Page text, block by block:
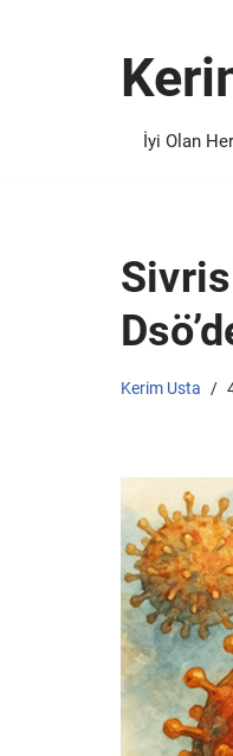
İyi Olan
Kerim Usta